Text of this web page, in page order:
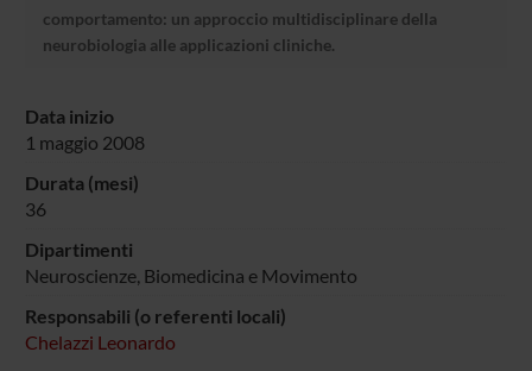
comportamento: un approccio multidisciplinare della
neurobiologia alle applicazioni cliniche.
Data inizio
1 maggio 2008
Durata (mesi)
36
Dipartimenti
Neuroscienze, Biomedicina e Movimento
Responsabili (o referenti locali)
Chelazzi Leonardo